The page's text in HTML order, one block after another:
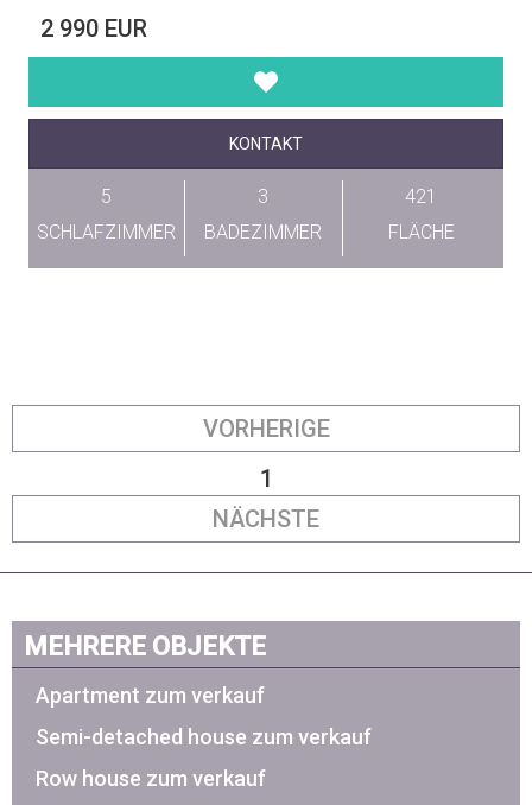
2 990 EUR
KONTAKT
5
SCHLAFZIMMER
3
BADEZIMMER
421
FLÄCHE
VORHERIGE
1
NÄCHSTE
MEHRERE OBJEKTE
Apartment zum verkauf
Semi-detached house zum verkauf
Row house zum verkauf